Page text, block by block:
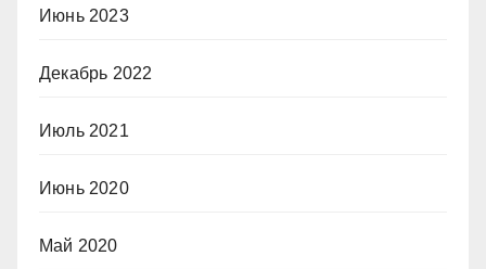
Июнь 2023
Декабрь 2022
Июль 2021
Июнь 2020
Май 2020